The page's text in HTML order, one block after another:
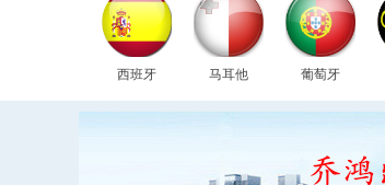
西班牙 马耳他 葡萄牙